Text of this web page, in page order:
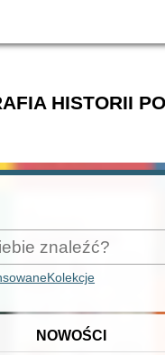
HISTORII
Kolekcje
NOWOŚCI